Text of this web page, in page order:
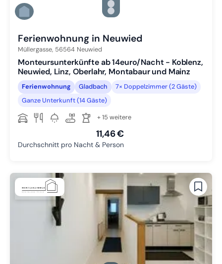
Zu Slide 4 wechseln
Zu Slide 5 wechseln
Zu Slide 6 wechseln
Ferienwohnung in Neuwied
Müllergasse, 56564 Neuwied
Monteursunterkünfte ab 14euro/Nacht - Koblenz,
Neuwied, Linz, Oberlahr, Montabaur und Mainz
Ferienwohnung Gladbach
7× Doppelzimmer (2 Gäste)
Ganze Unterkunft (14 Gäste)
+ 15 weitere
11,46 €
Durchschnitt pro Nacht & Person